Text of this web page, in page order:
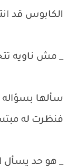
الكابوس قد
_ مش ناويه
سألها بسؤاله
فنظرت له
_ هو حد يسأل